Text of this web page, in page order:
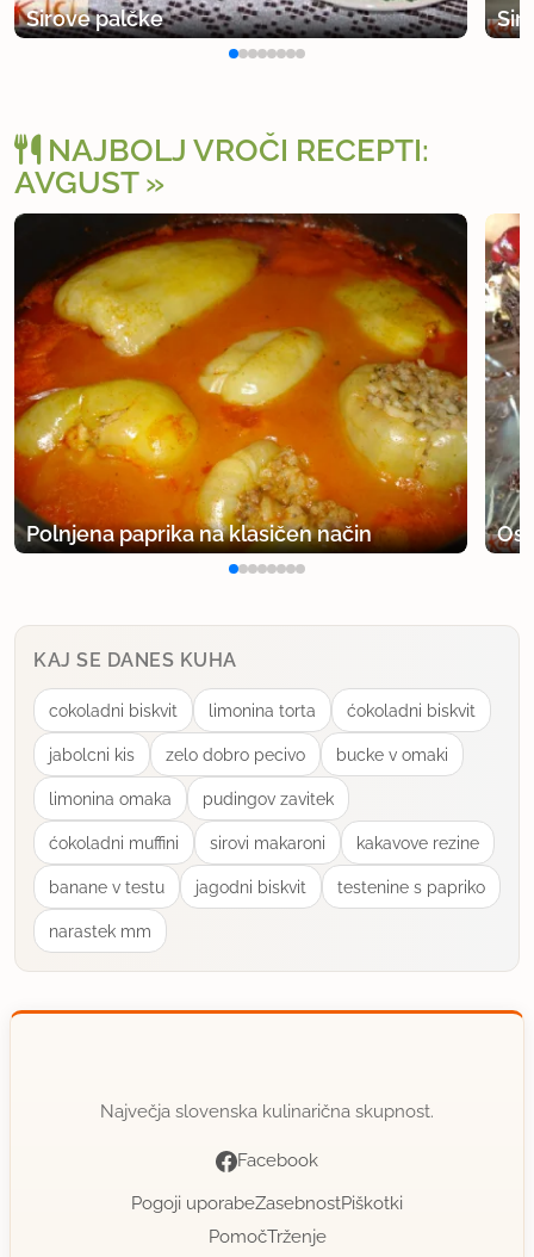
Sirove palčke
NAJBOLJ VROČI RECEPTI:
AVGUST
Polnjena paprika na klasičen način
KAJ SE DANES KUHA
cokoladni biskvit limonina torta ćokoladni biskvit
jabolcni kis zelo dobro pecivo bucke v omaki
limonina omaka pudingov zavitek
ćokoladni muffini sirovi makaroni kakavove rezine
banane v testu jagodni biskvit testenine s papriko
narastek mm
Največja slovenska kulinarična skupnost.
Facebook
Pogoji uporabeZasebnostPiškotki
PomočTrženje